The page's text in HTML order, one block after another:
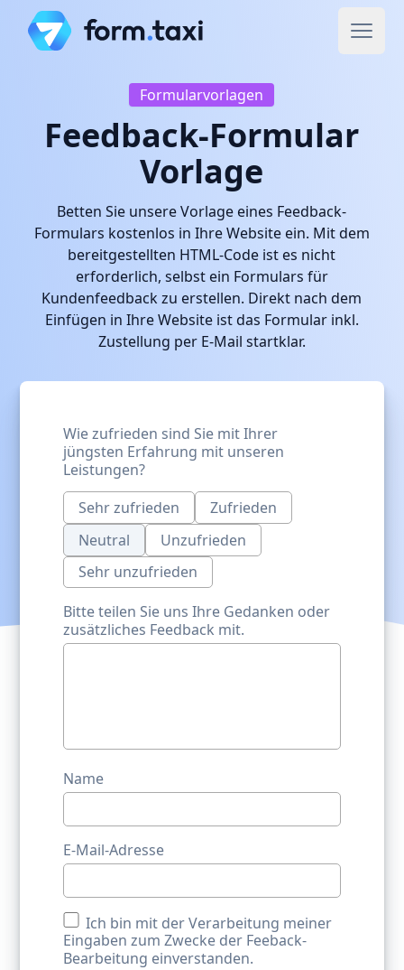
Formularvorlagen
Feedback-Formular
Vorlage
Betten Sie unsere Vorlage eines Feedback-
Formulars kostenlos in Ihre Website ein. Mit dem
bereitgestellten HTML-Code ist es nicht
erforderlich, selbst ein Formulars für
Kundenfeedback zu erstellen. Direkt nach dem
Einfügen in Ihre Website ist das Formular inkl.
Zustellung per E-Mail startklar.
Wie zufrieden sind Sie mit Ihrer
jüngsten Erfahrung mit unseren
Leistungen?
Sehr zufrieden
Zufrieden
Neutral
Unzufrieden
Sehr unzufrieden
Bitte teilen Sie uns Ihre Gedanken oder
zusätzliches Feedback mit.
Name
E-Mail-Adresse
Ich bin mit der Verarbeitung meiner
Eingaben zum Zwecke der Feeback-
Bearbeitung einverstanden.